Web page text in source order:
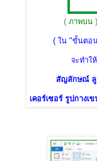
( ภาพบน)
( ใน "ขั้นตอ
จะทำให้
สัญลักษณ์ ลู
เคอร์เซอร์ รูปกางเ